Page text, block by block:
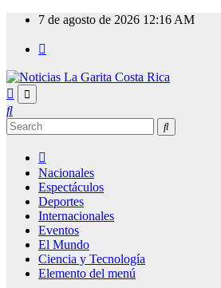
Skip
content
7 de agosto de 2026 12:16 AM
Nacionales
Espectáculos
Deportes
Internacionales
Eventos
El Mundo
Ciencia y Tecnología
Elemento del menú